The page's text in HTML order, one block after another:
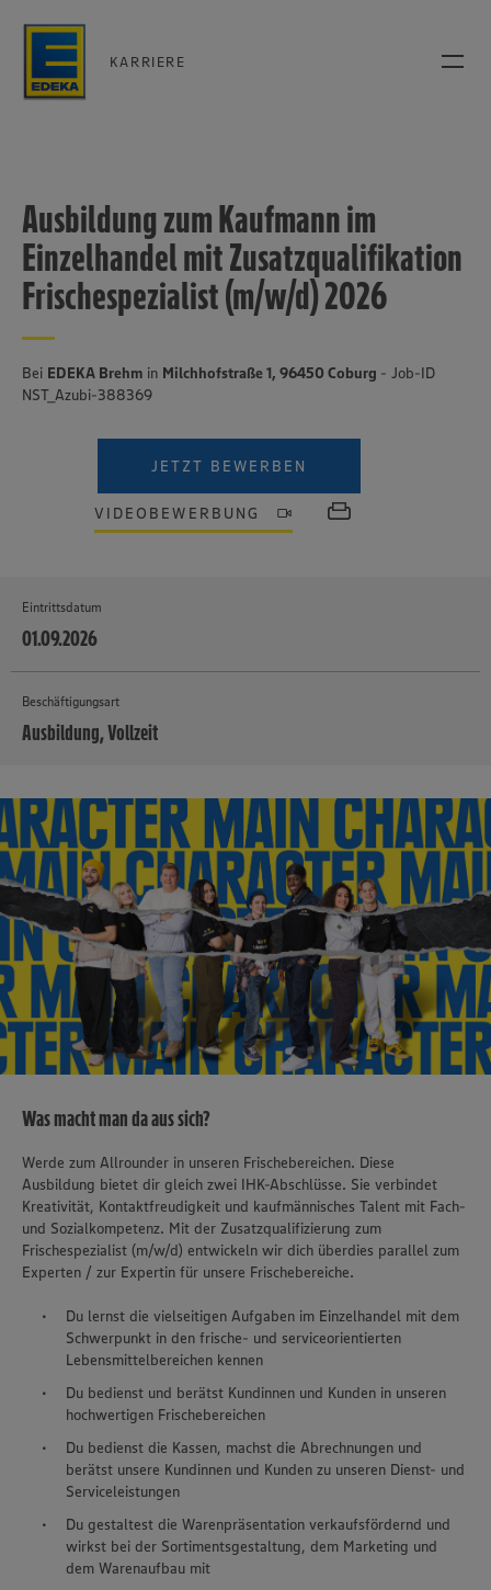
KARRIERE
Ausbildung zum Kaufmann im
Einzelhandel mit Zusatzqualifikation
Frischespezialist (m/w/d) 2026
Bei EDEKA Brehm in Milchhofstraße 1, 96450 Coburg - Job-ID
NST_Azubi-388369
JETZT BEWERBEN
VIDEOBEWERBUNG
Eintrittsdatum
01.09.2026
Beschäftigungsart
Ausbildung, Vollzeit
Was macht man da aus sich?
Werde zum Allrounder in unseren Frischebereichen. Diese
Ausbildung bietet dir gleich zwei IHK-Abschlüsse. Sie verbindet
Kreativität, Kontaktfreudigkeit und kaufmännisches Talent mit Fach-
und Sozialkompetenz. Mit der Zusatzqualifizierung zum
Frischespezialist (m/w/d) entwickeln wir dich überdies parallel zum
Experten / zur Expertin für unsere Frischebereiche.
Du lernst die vielseitigen Aufgaben im Einzelhandel mit dem
Schwerpunkt in den frische- und serviceorientierten
Lebensmittelbereichen kennen
Du bedienst und berätst Kundinnen und Kunden in unseren
hochwertigen Frischebereichen
Du bedienst die Kassen, machst die Abrechnungen und
berätst unsere Kundinnen und Kunden zu unseren Dienst- und
Serviceleistungen
Du gestaltest die Warenpräsentation verkaufsfördernd und
wirkst bei der Sortimentsgestaltung, dem Marketing und
dem Warenaufbau mit